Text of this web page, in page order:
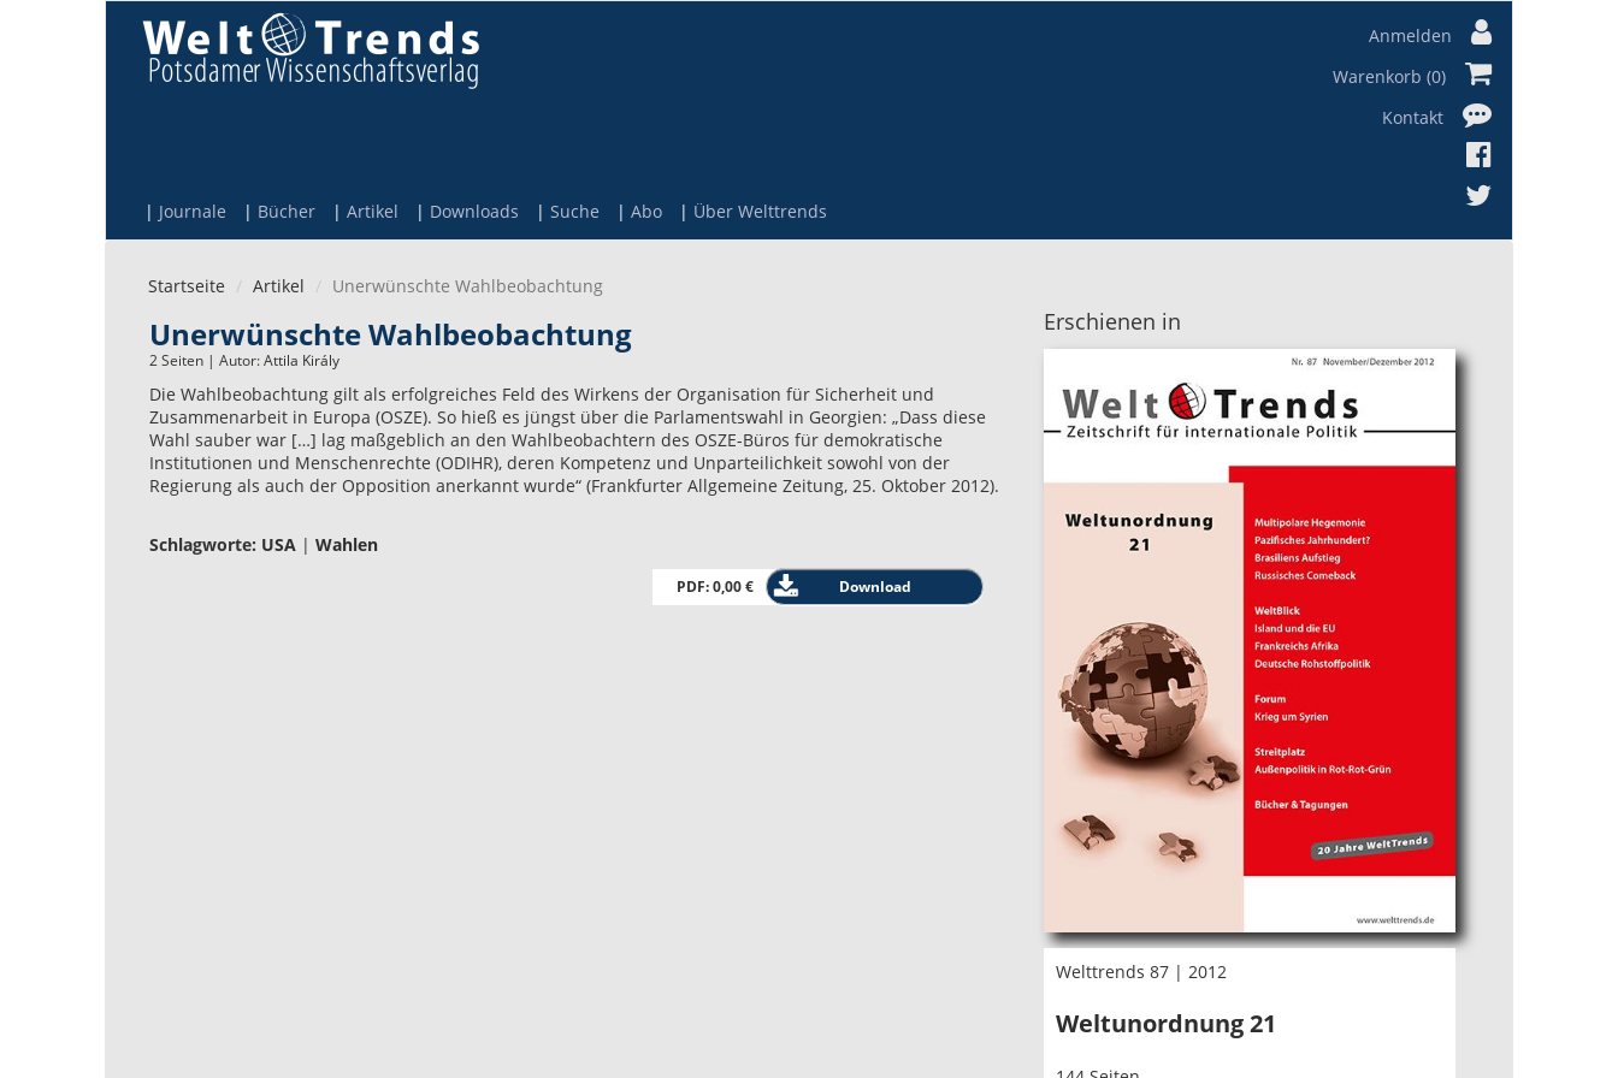
Journale Bücher Artikel Downloads Suche Abo Über Welttrends
Anmelden
Warenkorb (0)
Kontakt
Startseite Artikel Unerwünschte Wahlbeobachtung
Unerwünschte Wahlbeobachtung
2 Seiten | Autor:Attila Király
Die Wahlbeobachtung gilt als erfolgreiches Feld des Wirkens der Organisation für Sicherheit und
Zusammenarbeit in Europa (OSZE). So hieß es jüngst über die Parlamentswahl in Georgien: „Dass diese
Wahl sauber war […] lag maßgeblich an den Wahlbeobachtern des OSZE-Büros für demokratische
Institutionen und Menschenrechte (ODIHR), deren Kompetenz und Unparteilichkeit sowohl von der
Regierung als auch der Opposition anerkannt wurde“ (Frankfurter Allgemeine Zeitung, 25. Oktober 2012).
Schlagworte: USA | Wahlen
PDF: 0,00 € Download
Erschienen in
Welttrends 87 | 2012
Weltunordnung 21